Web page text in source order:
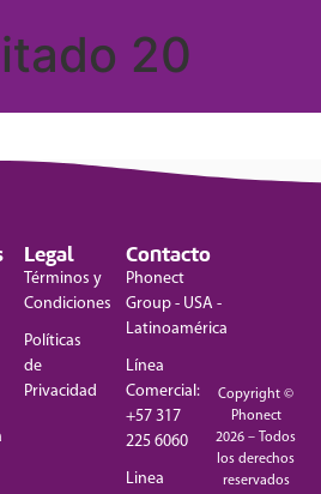
20
Legal
Términos y
Condiciones
Políticas
de
Privacidad
Contacto
Phonect
Group - USA -
Latinoamérica
Línea
Comercial:
+57 317
225 6060
Linea
Copyright ©
Phonect
2026 – Todos
los derechos
reservados